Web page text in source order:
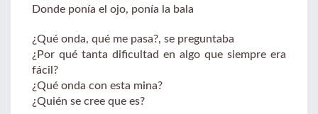
Donde ponía el ojo, ponía la bala
¿Qué onda, qué me pasa?, se preguntaba
¿Por qué tanta dificultad en algo que siempre era
fácil?
¿Qué onda con esta mina?
¿Quién se cree que es?